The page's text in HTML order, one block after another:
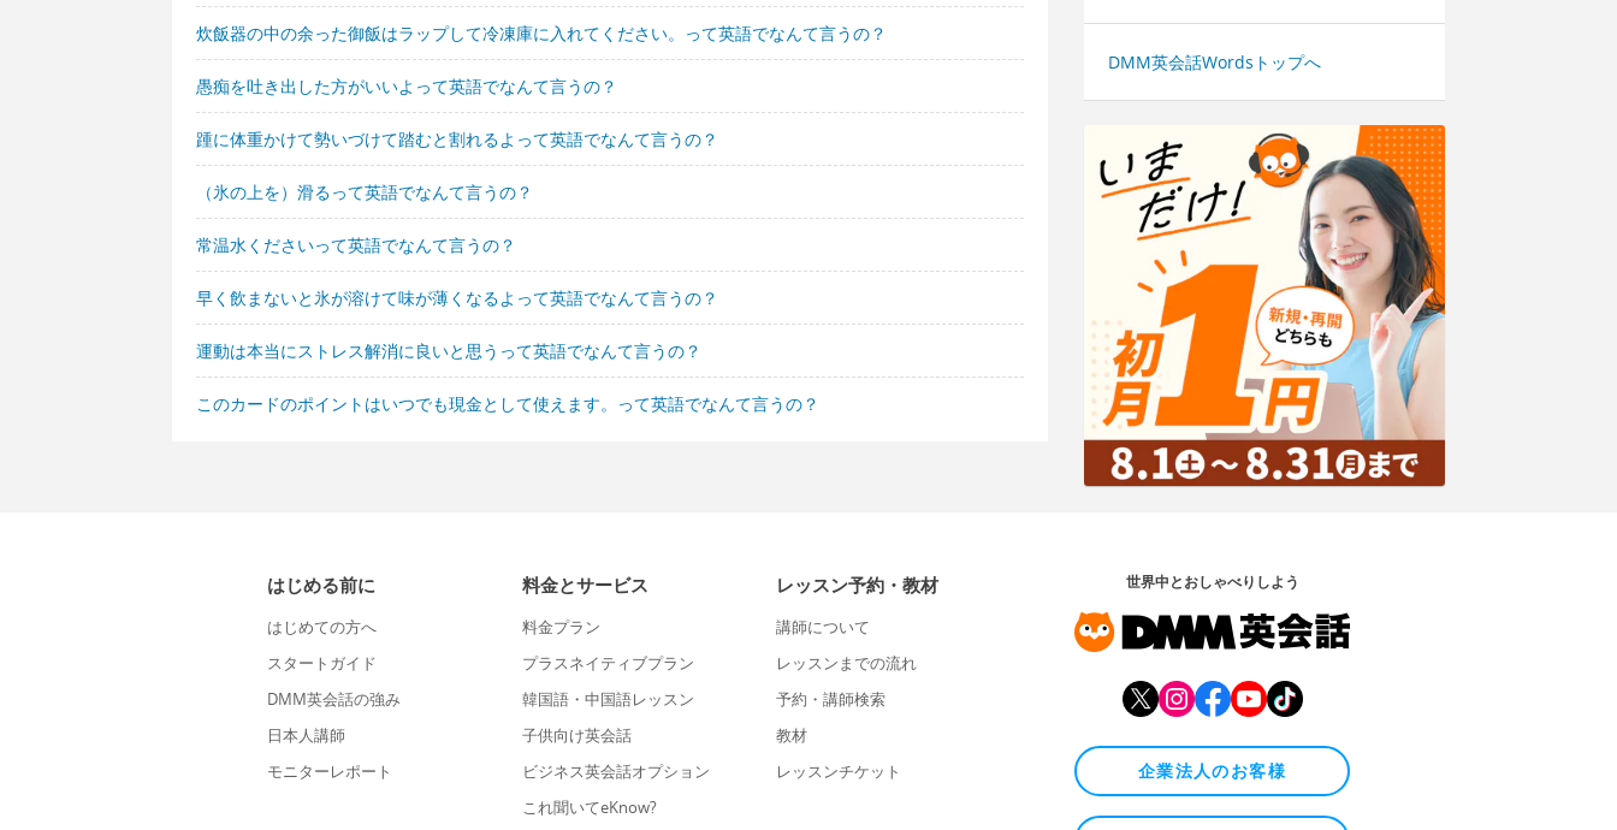
炊飯器の中の余った御飯はラップして冷凍庫に入れてください。って英語でなんて言うの？
愚痴を吐き出した方がいいよって英語でなんて言うの？
踵に体重かけて勢いづけて踏むと割れるよって英語でなんて言うの？
（氷の上を）滑るって英語でなんて言うの？
常温水くださいって英語でなんて言うの？
早く飲まないと氷が溶けて味が薄くなるよって英語でなんて言うの？
運動は本当にストレス解消に良いと思うって英語でなんて言うの？
このカードのポイントはいつでも現金として使えます。って英語でなんて言うの？
DMM英会話Wordsトップへ
はじめる前に
はじめての方へ
スタートガイド
DMM英会話の強み
日本人講師
モニターレポート
料金とサービス
料金プラン
プラスネイティブプラン
韓国語・中国語レッスン
子供向け英会話
ビジネス英会話オプション
これ聞いてeKnow?
レッスン予約・教材
講師について
レッスンまでの流れ
予約・講師検索
教材
レッスンチケット
世界中とおしゃべりしよう
企業法人のお客様